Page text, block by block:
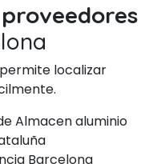
localizar
Almacen aluminio
Barcelona